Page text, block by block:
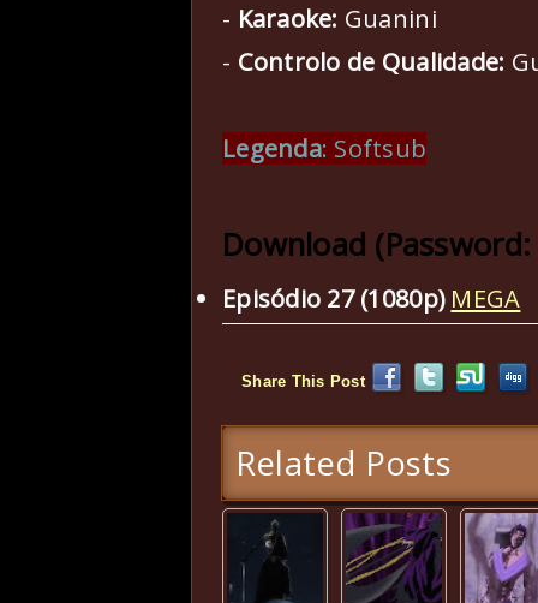
- Karaoke: Guanini
- Controlo de Qualidade:
Legenda: Softsub
Download
Episódio 27 (1080p) MEGA
Share This Post
Related Posts